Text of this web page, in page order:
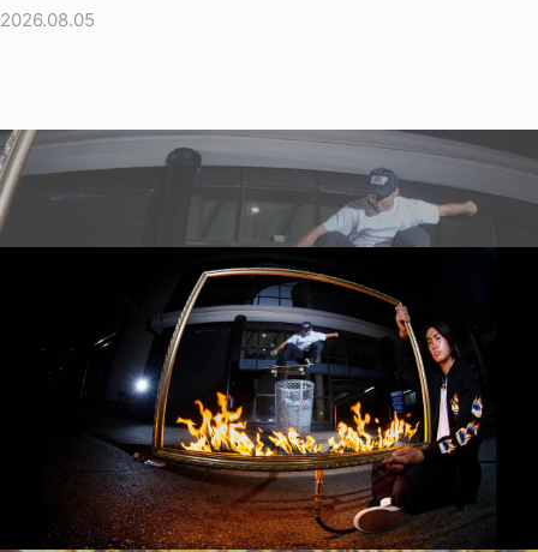
2026.08.05